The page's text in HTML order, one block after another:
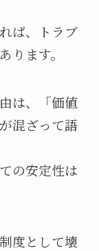
ば、トラブ
ります。
は、「価値
混ざって語
の安定性は
度として壊